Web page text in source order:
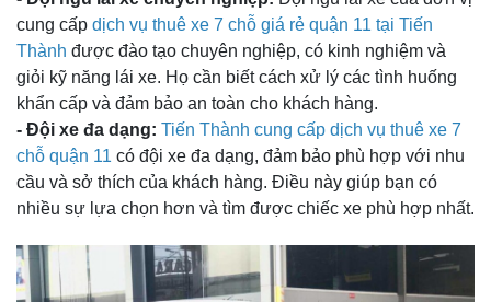
cung cấp dịch vụ thuê xe 7 chỗ giá rẻ quận 11 tại Tiến
Thành được đào tạo chuyên nghiệp, có kinh nghiệm và
giỏi kỹ năng lái xe. Họ cần biết cách xử lý các tình huống
khẩn cấp và đảm bảo an toàn cho khách hàng.
- Đội xe đa dạng: Tiến Thành cung cấp dịch vụ thuê xe 7
chỗ quận 11 có đội xe đa dạng, đảm bảo phù hợp với nhu
cầu và sở thích của khách hàng. Điều này giúp bạn có
nhiều sự lựa chọn hơn và tìm được chiếc xe phù hợp nhất.